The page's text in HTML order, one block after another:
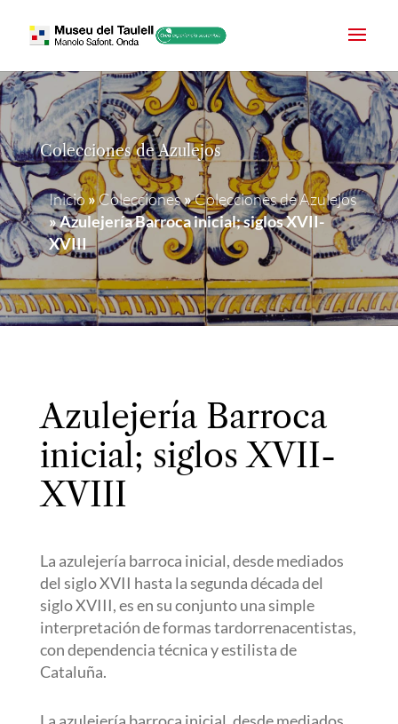
Colecciones de Azulejos
Inicio»Colecciones»Colecciones de Azulejos
»Azulejería Barroca inicial; siglos XVII-
XVIII
Azulejería Barroca
inicial; siglos XVII-
XVIII
La azulejería barroca inicial, desde mediados
del siglo XVII hasta la segunda década del
siglo XVIII, es en su conjunto una simple
interpretación de formas tardorrenacentistas,
con dependencia técnica y estilista de
Cataluña.